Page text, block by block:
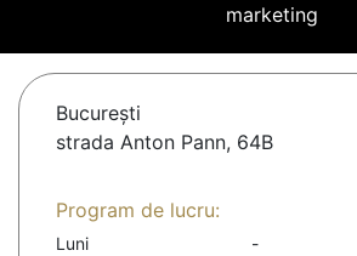
marketing
Bucureşti
strada Anton Pann, 64B
Program de lucru:
Luni
-